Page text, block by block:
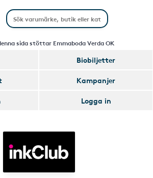
sida stöttar Emmaboda Verda OK
Biobiljetter
Kampanjer
Logga in